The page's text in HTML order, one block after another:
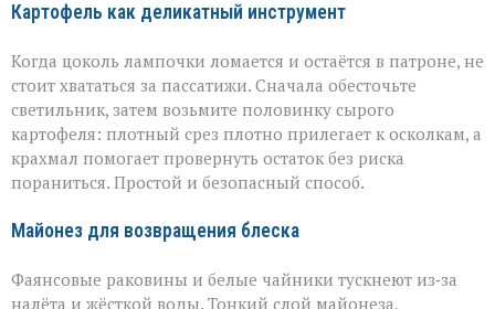
Картофель как деликатный инструмент
Когда цоколь лампочки ломается и остаётся в патроне, не
стоит хвататься за пассатижи. Сначала обесточьте
светильник, затем возьмите половинку сырого
картофеля: плотный срез плотно прилегает к осколкам, а
крахмал помогает провернуть остаток без риска
пораниться. Простой и безопасный способ.
Майонез для возвращения блеска
Фаянсовые раковины и белые чайники тускнеют из‑за
налёта и жёсткой воды. Тонкий слой майонеза,